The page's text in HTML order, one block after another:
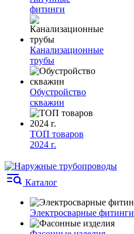
фитинги
Канализационные
трубы
Обустройство
скважин
ТОП товаров
2024 г.
Каталог
Электросварные фитинги